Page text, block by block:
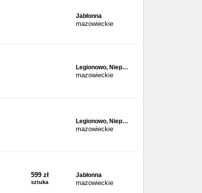
Jabłonna
mazowieckie
Legionowo, Niep…
mazowieckie
Legionowo, Niep…
mazowieckie
599 zł
sztuka
Jabłonna
mazowieckie